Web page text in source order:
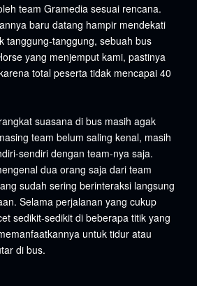
team Gramedia sesuai rencana.
baru datang hampir mendekati
tanggung-tanggung, sebuah bus
yang menjemput kami, pastinya
total peserta tidak mencapai 40
suasana di bus masih agak
team belum saling kenal, masih
sendiri dengan team-nya saja.
dua orang saja dari team
sudah sering berinteraksi langsung
Selama perjalanan yang cukup
sedikit-sedikit di beberapa titik yang
untuk tidur atau
di bus.